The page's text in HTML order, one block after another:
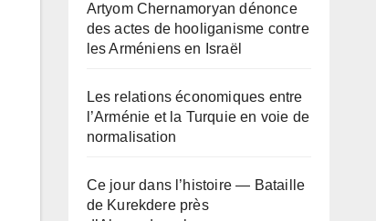
Artyom Chernamoryan dénonce
des actes de hooliganisme contre
les Arméniens en Israël
Les relations économiques entre
l’Arménie et la Turquie en voie de
normalisation
Ce jour dans l’histoire — Bataille
de Kurekdere près